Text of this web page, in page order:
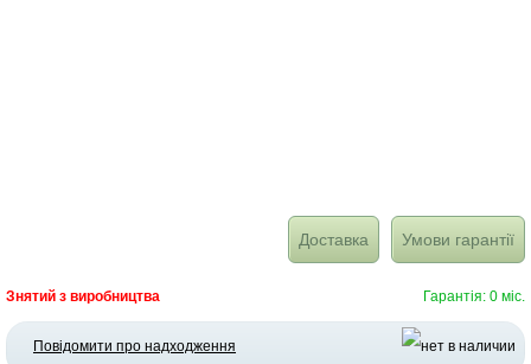
Доставка Умови гарантії
Знятий з виробництва Гарантія: 0 міс.
Повідомити про надходження